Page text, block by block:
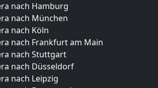
nach Hamburg
nach München
nach Köln
nach Frankfurt am Main
nach Stuttgart
nach Düsseldorf
nach Leipzig